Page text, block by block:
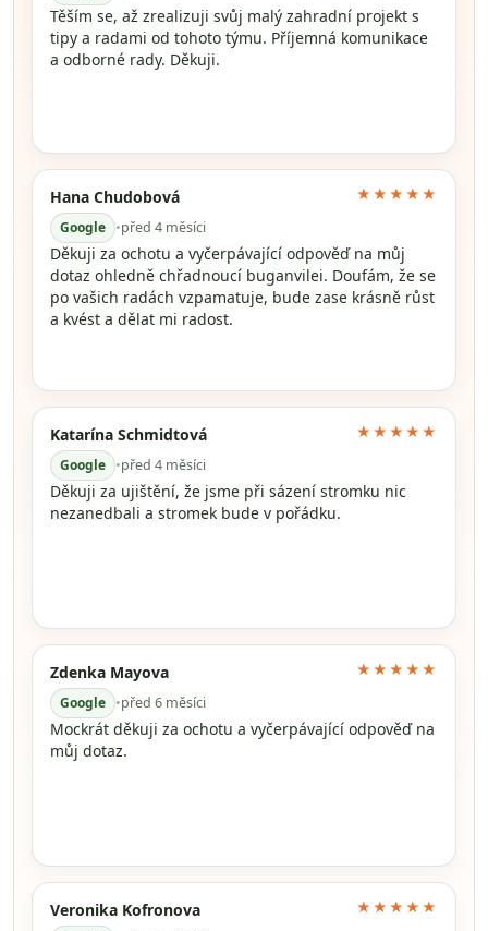
Těším se, až zrealizuji svůj malý zahradní projekt s
tipy a radami od tohoto týmu. Příjemná komunikace
a odborné rady. Děkuji.
Hana Chudobová
Google •před 4 měsíci
★★★★★
Děkuji za ochotu a vyčerpávající odpověď na můj
dotaz ohledně chřadnoucí buganvilei. Doufám, že se
po vašich radách vzpamatuje, bude zase krásně růst
a kvést a dělat mi radost.
Katarína Schmidtová
Google •před 4 měsíci
★★★★★
Děkuji za ujištění, že jsme při sázení stromku nic
nezanedbali a stromek bude v pořádku.
Zdenka Mayova
Google •před 6 měsíci
★★★★★
Mockrát děkuji za ochotu a vyčerpávající odpověď na
můj dotaz.
Veronika Kofronova ★★★★★